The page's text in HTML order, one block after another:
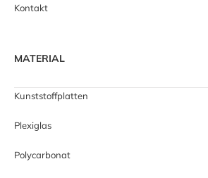
Kontakt
MATERIAL
Kunststoffplatten
Plexiglas
Polycarbonat